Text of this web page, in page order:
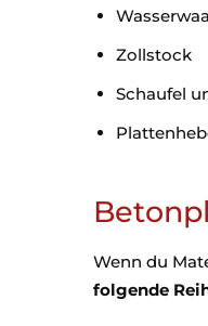
Zollstock
Schaufel
Wenn du
folgende